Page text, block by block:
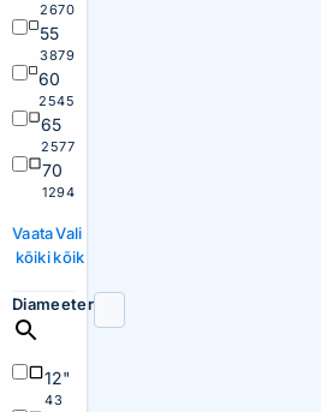
2670
55
3879
60
2545
65
2577
70
1294
Vaata
kõiki
Vali
kõik
Diameeter
12"
43